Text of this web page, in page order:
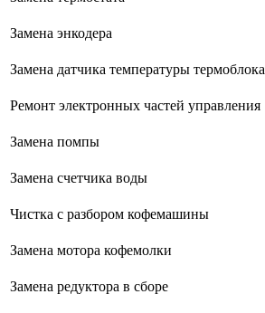
Замена энкодера
Замена датчика температуры термоблока
Ремонт электронных частей управления
Замена помпы
Замена счетчика воды
Чистка с разбором кофемашины
Замена мотора кофемолки
Замена редуктора в сборе